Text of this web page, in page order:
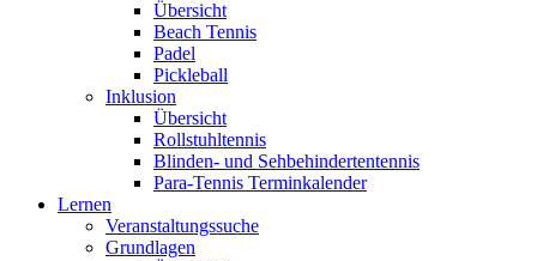
Übersicht
Beach Tennis
Padel
Pickleball
Inklusion
Übersicht
Rollstuhltennis
Blinden- und Sehbehindertentennis
Para-Tennis Terminkalender
Lernen
Veranstaltungssuche
Grundlagen